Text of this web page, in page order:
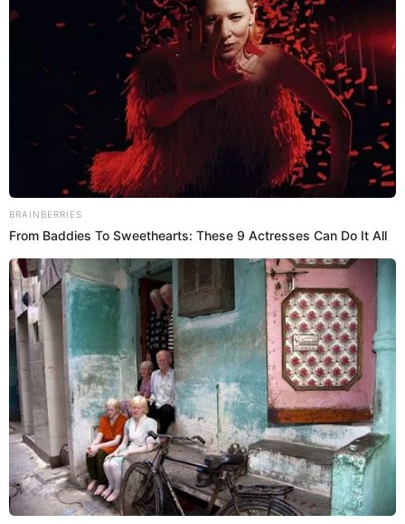
24 Ago 2021 | 16:21 h
Allison Pastor: Giannina Luján defiende a esposa
de Erick Elera y manda indirecta a Gisela
Valcárcel
Modelo se pronunció en las redes sociales sobre polémica
confrontación entre esposa de Erick Elera y conductora de “Reinas
del show”.
Espectáculos El Popular
Giannina Luján